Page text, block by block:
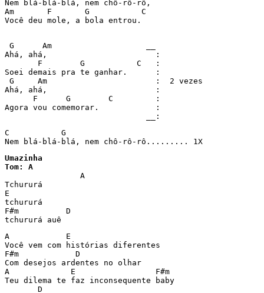
Nem blá-blá-blá, nem chô-rô-rô,
Am       F       G           C
Você deu mole, a bola entrou.
G      Am                    __
Ahá, ahá,                       :
       F        G           C   :
Soei demais pra te ganhar.      :
G     Am                       :  2 vezes
Ahá, ahá,                       :
      F      G        C         :
Agora vou comemorar.            :
                              __:
C           G
Nem blá-blá-blá, nem chô-rô-rô......... 1X
Umazinha
Tom: A
Tchururá
E
tchururá
F#m          D
tchururá auê
A            E
Você vem com histórias diferentes
F#m            D
Com desejos ardentes no olhar
A             E                 F#m
Teu dilema te faz inconsequente baby
       D